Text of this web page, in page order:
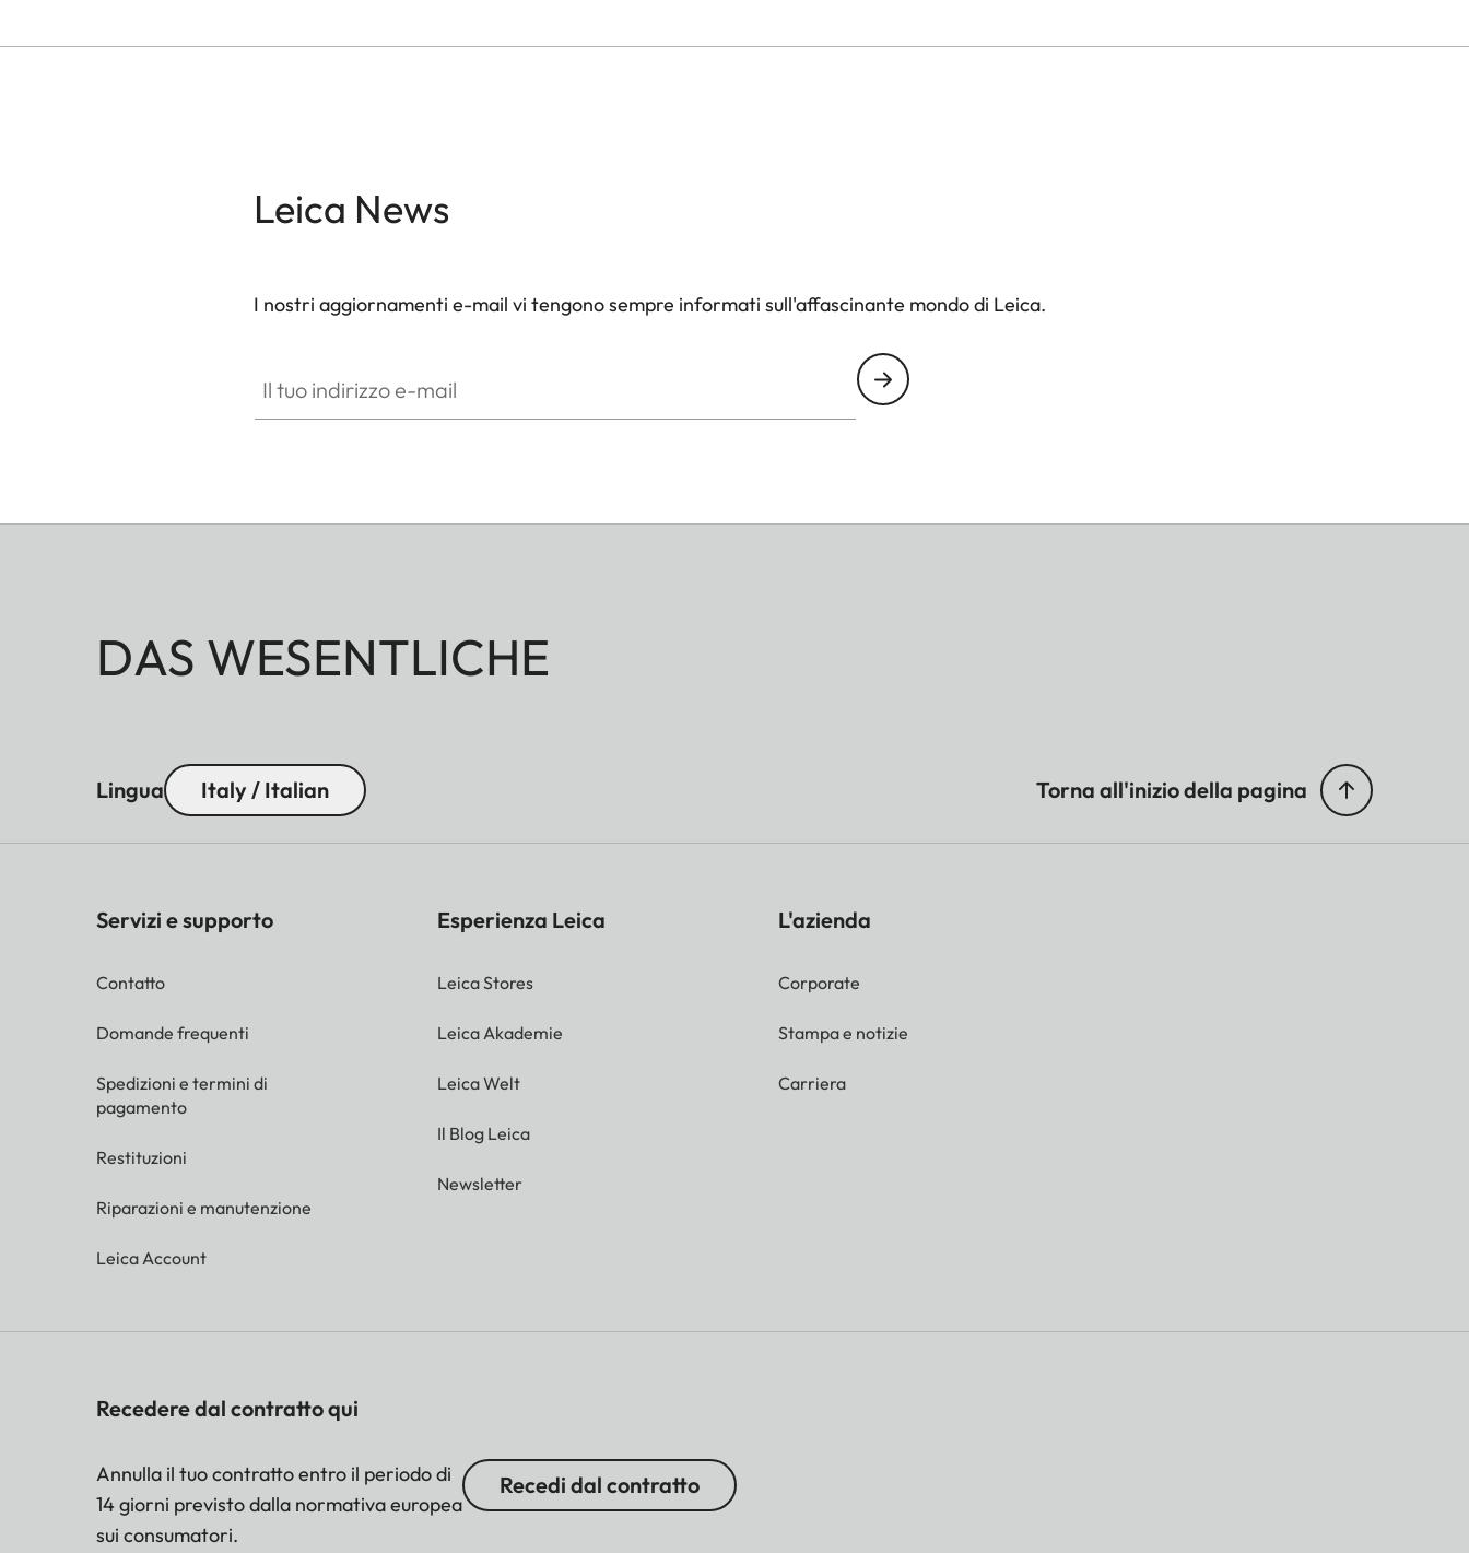
Leica News
I nostri aggiornamenti e-mail vi tengono sempre informati sull'affascinante mondo di Leica.
DAS WESENTLICHE
Lingua Italy / Italian Torna all'inizio della pagina
Servizi e supporto
Contatto
Domande frequenti
Spedizioni e termini di
pagamento
Restituzioni
Riparazioni e manutenzione
Leica Account
Esperienza Leica
Leica Stores
Leica Akademie
Leica Welt
Il Blog Leica
Newsletter
L'azienda
Corporate
Stampa e notizie
Carriera
Recedere dal contratto qui
Annulla il tuo contratto entro il periodo di
14 giorni previsto dalla normativa europea
sui consumatori.
Recedi dal contratto